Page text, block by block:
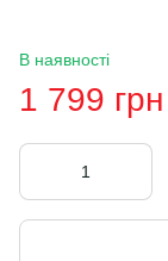
В наявності
1 799 грн